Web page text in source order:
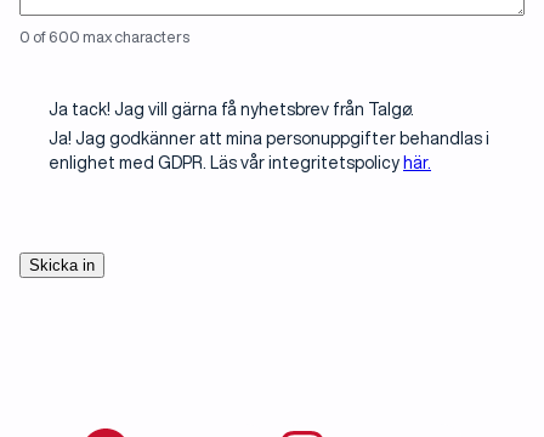
0 of 600 max characters
Meld deg
nyhetsbrev
Ja tack! Jag vill gärna få nyhetsbrev från Talgø.
Ja! Jag godkänner att mina personuppgifter behandlas i
enlighet med GDPR. Läs vår integritetspolicy här.